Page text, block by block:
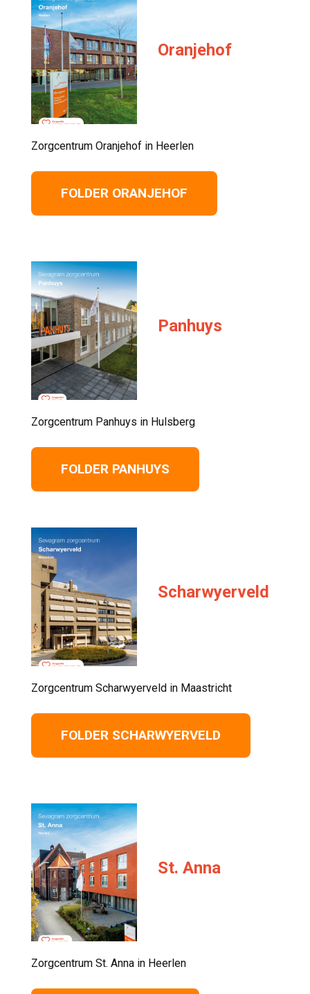
Oranjehof
Zorgcentrum Oranjehof in Heerlen
FOLDER ORANJEHOF
Panhuys
Zorgcentrum Panhuys in Hulsberg
FOLDER PANHUYS
Scharwyerveld
Zorgcentrum Scharwyerveld in Maastricht
FOLDER SCHARWYERVELD
St. Anna
Zorgcentrum St. Anna in Heerlen